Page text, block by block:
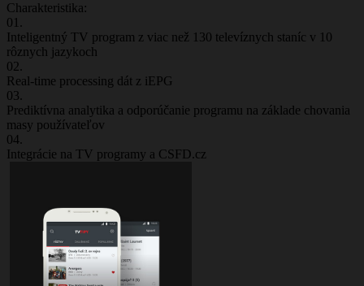
Charakteristika:
01.
Inteligentný TV program z viac než 130 televíznych staníc v 10
rôznych jazykoch
02.
Real-time processing dát z iEPG
03.
Prediktívna analytika a odporúčanie programu na základe chovania
masy používateľov
04.
Integrácie na TV programy a CSFD.cz